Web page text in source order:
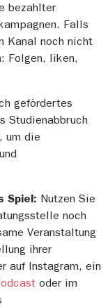
bezahlter
Falls
Kanal noch nicht
Folgen, liken,
gefördertes
Studienabbruch
um die
Spiel: Nutzen Sie
noch
Veranstaltung
ihrer
auf Instagram, ein
oder im